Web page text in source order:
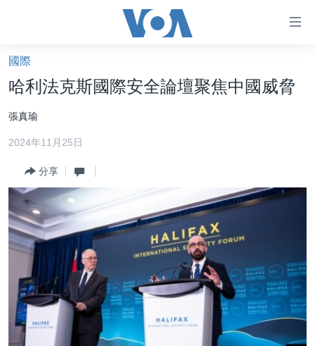
礙
鏈
接
跳
轉
容
轉
到
美國大選2024
港澳
台灣
美中關係
海外港人
新聞自由
揭謊頻道
美國
中國
國際
國際
哈利法克斯國際安全論壇聚焦中國威脅
張真瑜
2024年11月25日
分享